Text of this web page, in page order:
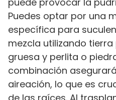
Puedes optar por una
específica para
mezcla utilizando
gruesa y perlita o
combinación
aireación, lo que es